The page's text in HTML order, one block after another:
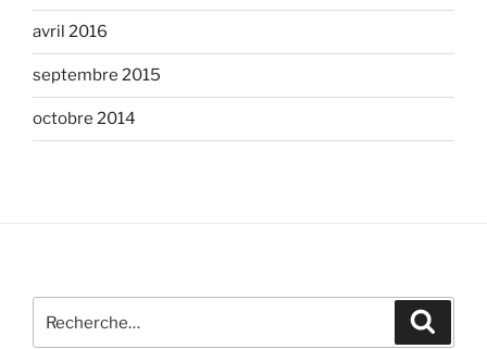
avril 2016
septembre 2015
octobre 2014
pour